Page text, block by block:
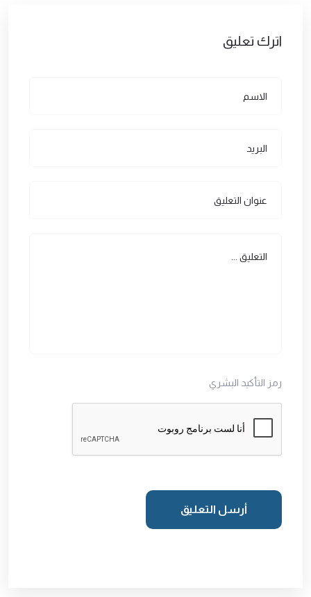
اترك تعليق
رمز التأكيد البشري
أرسل التعليق